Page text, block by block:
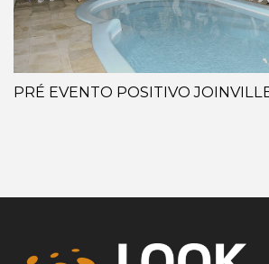
PRÉ EVENTO POSITIVO